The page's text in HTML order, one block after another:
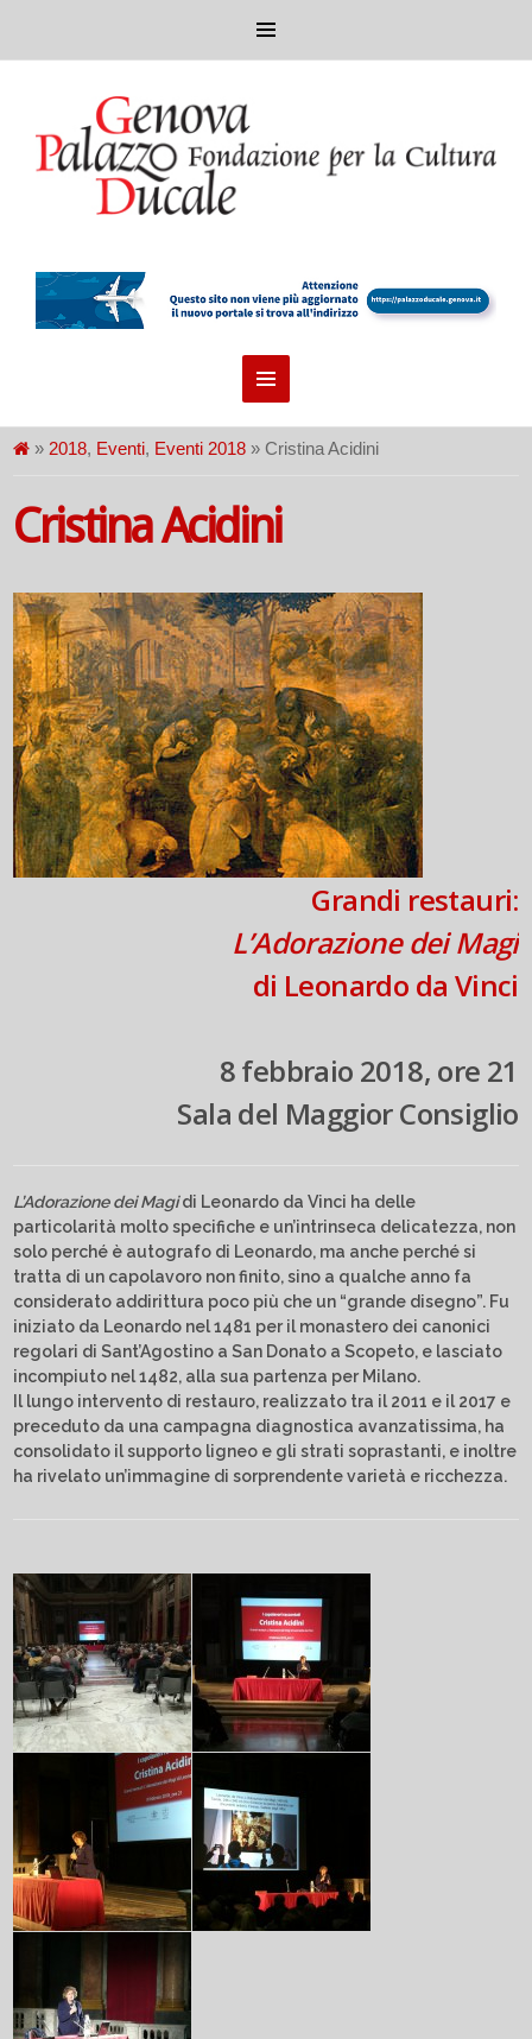
» 2018, Eventi, Eventi 2018 » Cristina Acidini
Cristina Acidini
Grandi restauri:
L’Adorazione dei Magi
di Leonardo da Vinci
8 febbraio 2018, ore 21
Sala del Maggior Consiglio
L’Adorazione dei Magidi Leonardo da Vinci ha delle
particolarità molto specifiche e un’intrinseca delicatezza, non
solo perché è autografo di Leonardo, ma anche perché si
tratta di un capolavoro non finito, sino a qualche anno fa
considerato addirittura poco più che un “grande disegno”. Fu
iniziato da Leonardo nel 1481 per il monastero dei canonici
regolari di Sant’Agostino a San Donato a Scopeto, e lasciato
incompiuto nel 1482, alla sua partenza per Milano.
Il lungo intervento di restauro, realizzato tra il 2011 e il 2017 e
preceduto da una campagna diagnostica avanzatissima, ha
consolidato il supporto ligneo e gli strati soprastanti, e inoltre
ha rivelato un’immagine di sorprendente varietà e ricchezza.